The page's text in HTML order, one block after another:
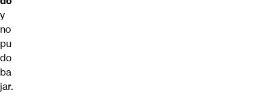
y
no
pu
do
ba
jar.